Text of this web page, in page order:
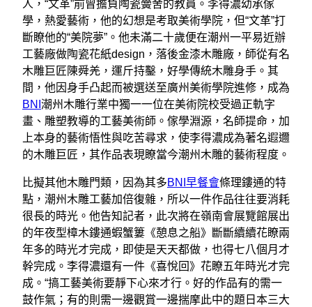
人，“文革”前曾擔負陶瓷黌舍的教員。李得濃幼承傢
學，熱愛藝術，他的幻想是考取美術學院，但“文革”打
斷瞭他的“美院夢”。他未滿二十歲便在潮州一平易近辦
工藝廠做陶瓷花紙design，落後金漆木雕廠，師從有名
木雕巨匠陳舜羌，運斤持鑿，好學傳統木雕身手。其
間，他因身手凸起而被選送至廣州美術學院進修，成為
BNI 潮州木雕行業中獨一一位在美術院校受過正軌字
畫、雕塑教導的工藝美術師。傢學淵源，名師提命，加
上本身的藝術悟性與吃苦尋求，使李得濃成為著名遐邇
的木雕巨匠，其作品表現瞭當今潮州木雕的藝術程度。
比擬其他木雕門類，因為其多BNI早餐會條理鏤通的特
點，潮州木雕工藝加倍復雜，所以一件作品往往要消耗
很長的時光。他告知記者，此次將在嶺南會展覽館展出
的年夜型樟木鏤通蝦蟹簍《憩息之船》斷斷續續花瞭兩
年多的時光才完成，即使是天天都做，也得七八個月才
幹完成。李得濃還有一件《喜悅回》花瞭五年時光才完
成。“搞工藝美術要靜下心來才行。好的作品有的需一
鼓作氣；有的則需一邊觀賞一邊揣摩此中的題日本三大